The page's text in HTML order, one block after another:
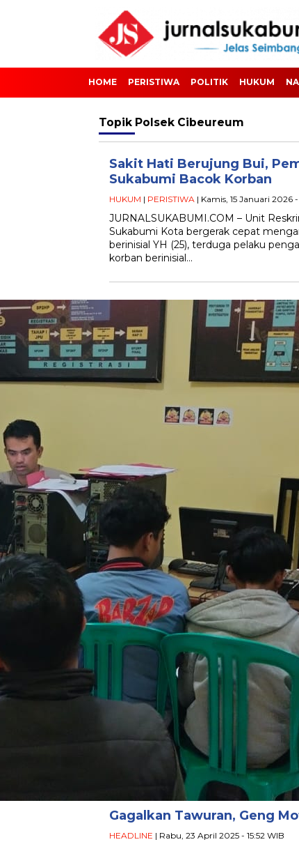
HOME PERISTIWA POLITIK HUKUM
Topik Polsek Cibeureum
Sakit Hati Berujung Bui,
Sukabumi Bacok Korban
HUKUM | PERISTIWA | Kamis, 15 Januari 2026
JURNALSUKABUMI.COM – Unit
Sukabumi Kota bergerak cepat
berinisial YH (25), terduga pelaku
korban berinisial…
Gagalkan Tawuran, Geng
HEADLINE | Rabu, 23 April 2025 - 15:52 WIB